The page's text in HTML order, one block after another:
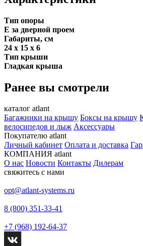
Тип опоры
E за дверной проем
Габариты, см
24 х 15 х 6
Тип крыши
Гладкая крыша
Ранее вы смотрели
каталог atlant
Багажники на крышу Боксы на крышу
велосипедов и лыж Аксессуары
Покупателю atlant
Личный кабинет Оплата и доставка
КОМПАНИЯ atlant
О нас Новости Контакты Дилерам
свяжитесь с нами
opt@atlant-systems.ru
8 (800) 351-33-41
+7 (968) 192-64-37